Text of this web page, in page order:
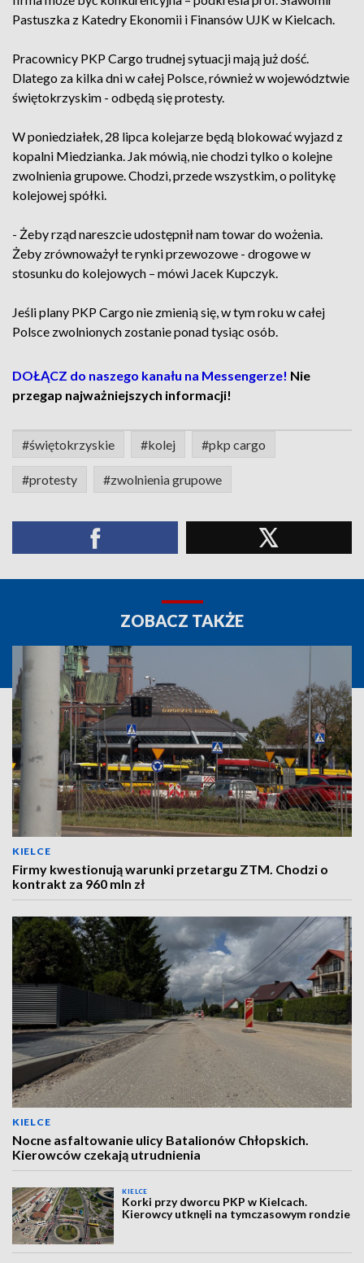
Pastuszka z Katedry Ekonomii i Finansów UJK w Kielcach.
Pracownicy PKP Cargo trudnej sytuacji mają już dość.
Dlatego za kilka dni w całej Polsce, również w województwie
świętokrzyskim - odbędą się protesty.
W poniedziałek, 28 lipca kolejarze będą blokować wyjazd z
kopalni Miedzianka. Jak mówią, nie chodzi tylko o kolejne
zwolnienia grupowe. Chodzi, przede wszystkim, o politykę
kolejowej spółki.
- Żeby rząd nareszcie udostępnił nam towar do wożenia.
Żeby zrównoważył te rynki przewozowe - drogowe w
stosunku do kolejowych – mówi Jacek Kupczyk.
Jeśli plany PKP Cargo nie zmienią się, w tym roku w całej
Polsce zwolnionych zostanie ponad tysiąc osób.
DOŁĄCZ do naszego kanału na Messengerze! Nie
przegap najważniejszych informacji!
#świętokrzyskie #kolej #pkp cargo
#protesty #zwolnienia grupowe
ZOBACZ TAKŻE
KIELCE
Firmy kwestionują warunki przetargu ZTM. Chodzi o
kontrakt za 960 mln zł
KIELCE
Nocne asfaltowanie ulicy Batalionów Chłopskich.
Kierowców czekają utrudnienia
KIELCE
Korki przy dworcu PKP w Kielcach.
Kierowcy utknęli na tymczasowym rondzie